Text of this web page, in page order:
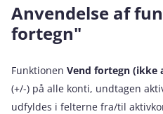
Anvendelse af
fortegn"
Funktionen Vend fortegn (ikke
(+/-) på alle konti, undtagen
udfyldes i felterne fra/til